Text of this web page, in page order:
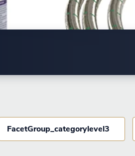
FacetGroup_categorylevel3